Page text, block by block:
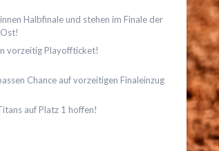
Halbfinale und stehen im Finale der
vorzeitig Playoffticket!
Chance auf vorzeitigen Finaleinzug
auf Platz 1 hoffen!